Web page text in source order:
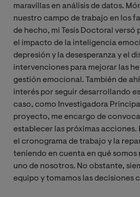
maravillas en análisis de datos.
nuestro campo de trabajo en los
de hecho, mi Tesis Doctoral versó
el impacto de la inteligencia
depresión y la desesperanza y el
intervenciones para mejorar las
gestión emocional. También de
interés por seguir desarrollando
caso, como Investigadora
proyecto, me encargo de
establecer las próximas acciones.
el cronograma de trabajo y la
teniendo en cuenta en qué somos
uno de nosotros. No obstante,
equipo y tomamos las decisiones